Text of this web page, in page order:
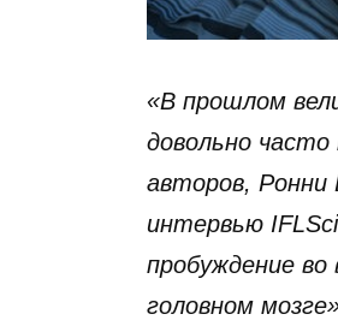
«В прошлом
довольно часто
авторов, Ронни
интервью
пробуждение
головном